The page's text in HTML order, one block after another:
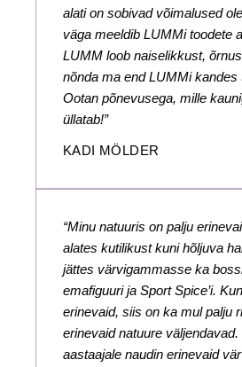
alati on sobivad võimalused
väga meeldib LUMMi toodete
LUMM loob naiselikkust,
nõnda ma end LUMMi kandes
Ootan põnevusega, mille
üllatab!”
KADI MÖLDER
“Minu natuuris on palju
alates kutilikust kuni hõljuva
jättes värvigammasse ka
emafiguuri ja Sport Spice’i.
erinevaid, siis on ka mul palju
erinevaid natuure väljendavad.
aastaajale naudin erinevaid